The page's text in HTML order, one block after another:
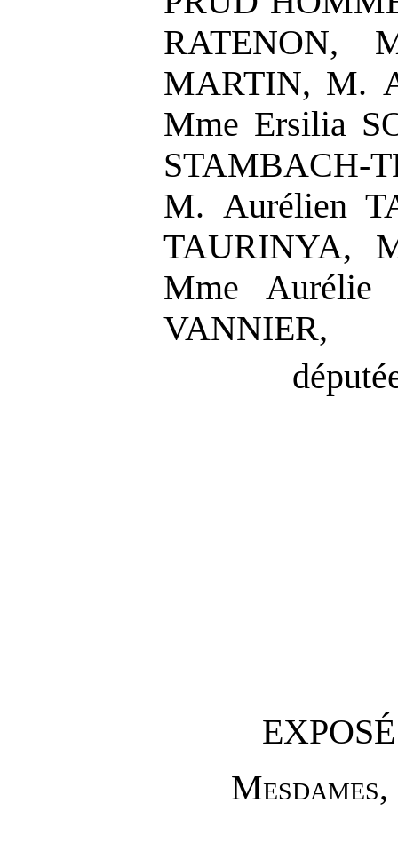
RATENON,
MARTIN, M.
Mme Ersilia
STAMBACH-
M. Aurélien
TAURINYA,
Mme Aurélie
VANNIER,
Mesdames